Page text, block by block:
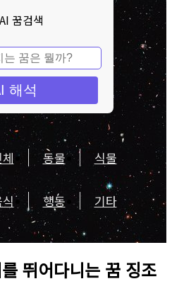
꿈검색
해석
동물 식물
행동 기타
뛰어다니는 꿈 징조